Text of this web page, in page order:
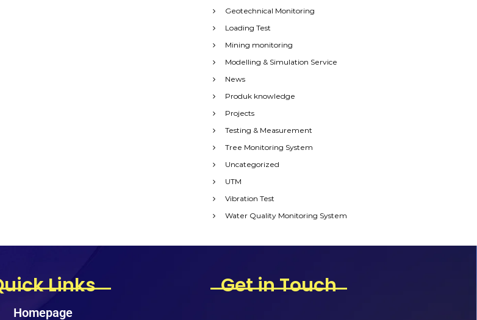
Geotechnical Monitoring
Loading Test
Mining monitoring
Modelling & Simulation Service
News
Produk knowledge
Projects
Testing & Measurement
Tree Monitoring System
Uncategorized
UTM
Vibration Test
Water Quality Monitoring System
Links
Homepage
Get in Touch